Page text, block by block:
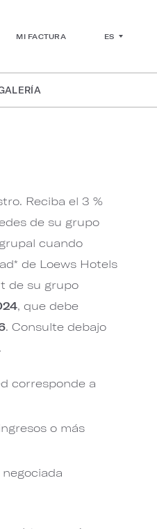
MI FACTURA ES
Reciba el 3 %
de su grupo
cuando
de Loews Hotels
de su grupo
, que debe
. Consulte debajo
corresponde a
o más